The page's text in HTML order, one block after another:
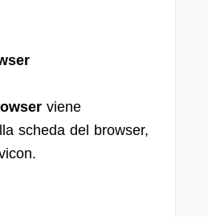
viene
scheda del browser,